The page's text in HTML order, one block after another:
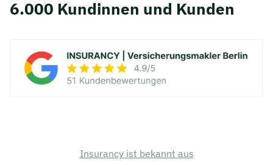
6.000 Kundinnen und Kunden
Insurancy ist bekannt aus